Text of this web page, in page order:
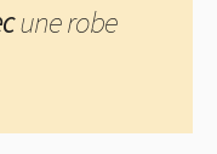
une robe